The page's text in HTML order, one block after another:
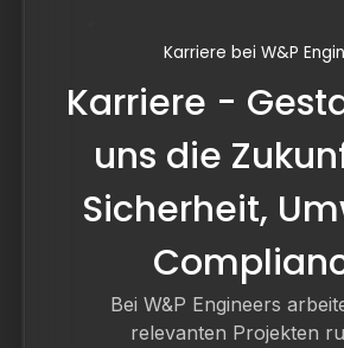
Karriere bei W&P
Karriere -
uns die
Sicherheit,
Bei W&P Engineers
relevanten Projekten